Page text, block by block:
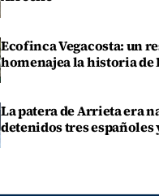
Ecofinca Vegacosta: un
homenajea la historia de
La patera de Arrieta era
detenidos tres españoles